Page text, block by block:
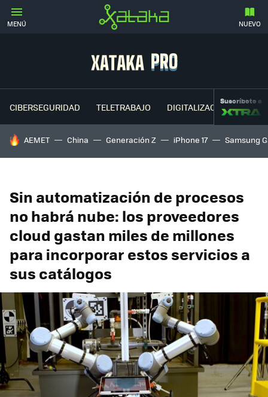
MENÚ NUEVO
CIBERSEGURIDAD TELETRABAJO DIGITALIZACIÓNSuscríbete a
HOY SE HABLA DE
AEMET China Generación Z iPhone 17 Samsung
Sin automatización de procesos
no habrá nube: los proveedores
cloud gastan miles de millones
para incorporar estos servicios a
sus catálogos